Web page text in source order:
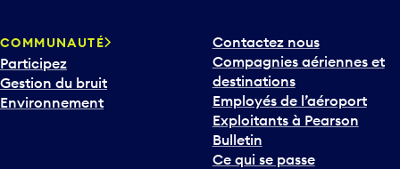
COMMUNAUTÉ
Participez
Gestion du bruit
Environnement
Contactez nous
Compagnies aériennes et
destinations
Employés de l’aéroport
Exploitants à Pearson
Bulletin
Ce qui se passe